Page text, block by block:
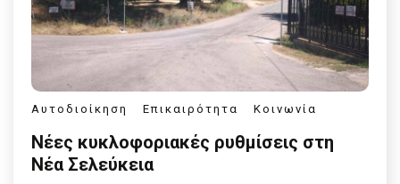
Αυτοδιοίκηση Επικαιρότητα Κοινωνία
Νέες κυκλοφοριακές ρυθμίσεις στη
Νέα Σελεύκεια